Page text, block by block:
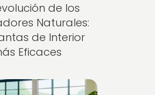
de los
Naturales:
de Interior
Eficaces